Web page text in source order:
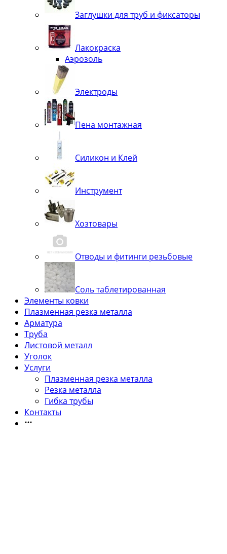
Заглушки для труб и фиксаторы
Лакокраска
Аэрозоль
Электроды
Пена монтажная
Силикон и Клей
Инструмент
Хозтовары
Отводы и фитинги резьбовые
Соль таблетированная
Элементы ковки
Плазменная резка металла
Арматура
Труба
Листовой металл
Уголок
Услуги
Плазменная резка металла
Резка металла
Гибка трубы
Контакты